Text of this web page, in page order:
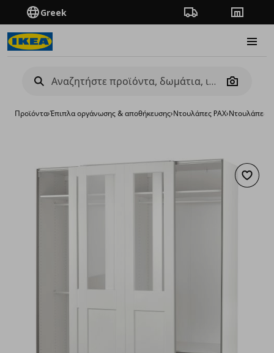
Greek Πορεία παραγγελίας
Camera
Προϊόντα›Έπιπλα οργάνωσης & αποθήκευσης›Ντουλάπες PAX›Ντουλάπες